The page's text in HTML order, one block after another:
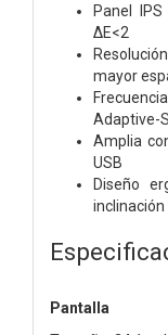
Panel
ΔE<2
mayor
Adaptive-
Amplia
USB
Diseño
inclinación
Pantalla